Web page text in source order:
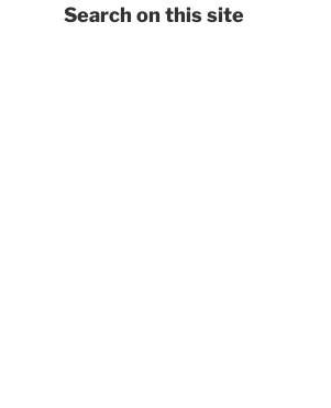
Search on this site